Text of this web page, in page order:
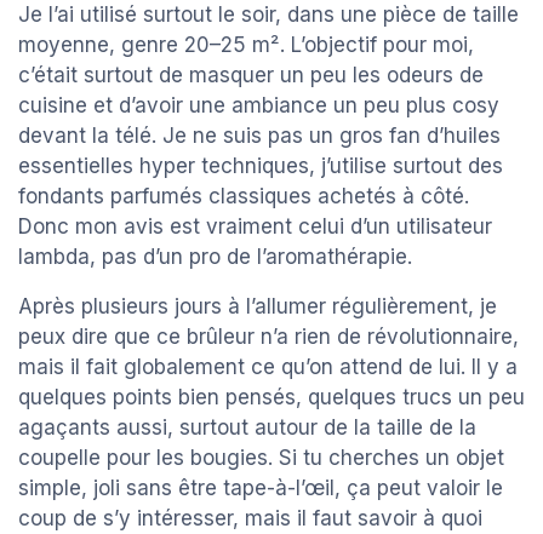
Je l’ai utilisé surtout le soir, dans une pièce de taille
moyenne, genre 20–25 m². L’objectif pour moi,
c’était surtout de masquer un peu les odeurs de
cuisine et d’avoir une ambiance un peu plus cosy
devant la télé. Je ne suis pas un gros fan d’huiles
essentielles hyper techniques, j’utilise surtout des
fondants parfumés classiques achetés à côté.
Donc mon avis est vraiment celui d’un utilisateur
lambda, pas d’un pro de l’aromathérapie.
Après plusieurs jours à l’allumer régulièrement, je
peux dire que ce brûleur n’a rien de révolutionnaire,
mais il fait globalement ce qu’on attend de lui. Il y a
quelques points bien pensés, quelques trucs un peu
agaçants aussi, surtout autour de la taille de la
coupelle pour les bougies. Si tu cherches un objet
simple, joli sans être tape-à-l’œil, ça peut valoir le
coup de s’y intéresser, mais il faut savoir à quoi